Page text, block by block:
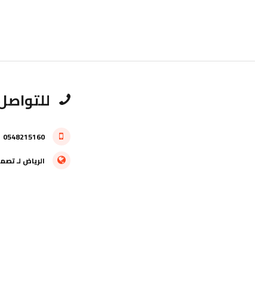
0548215160
الرياض لـ